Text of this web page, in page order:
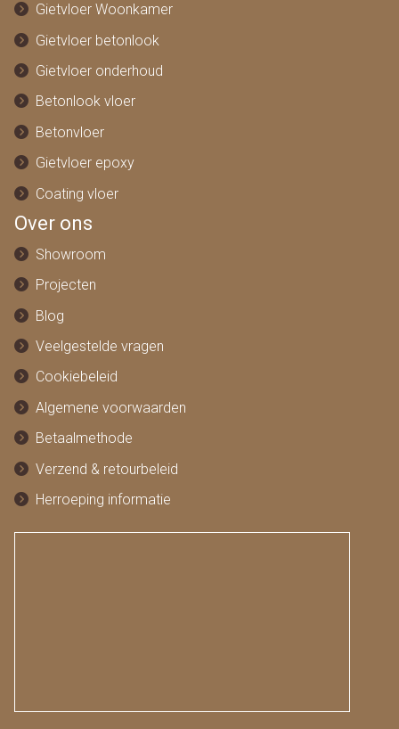
Gietvloer Woonkamer
Gietvloer betonlook
Gietvloer onderhoud
Betonlook vloer
Betonvloer
Gietvloer epoxy
Coating vloer
Over ons
Showroom
Projecten
Blog
Veelgestelde vragen
Cookiebeleid
Algemene voorwaarden
Betaalmethode
Verzend & retourbeleid
Herroeping informatie